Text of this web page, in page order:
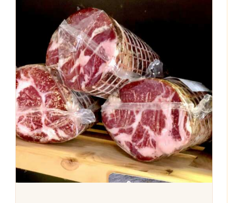
AJOUTER AU PANIER
/
DÉTAILS